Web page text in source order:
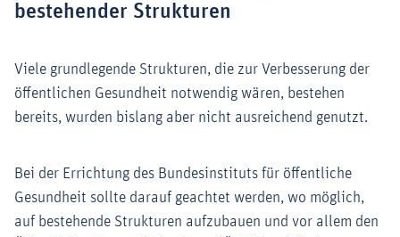
bestehender Strukturen
Viele grundlegende Strukturen, die zur Verbesserung der
öffentlichen Gesundheit notwendig wären, bestehen
bereits, wurden bislang aber nicht ausreichend genutzt.
Bei der Errichtung des Bundesinstituts für öffentliche
Gesundheit sollte darauf geachtet werden, wo möglich,
auf bestehende Strukturen aufzubauen und vor allem den